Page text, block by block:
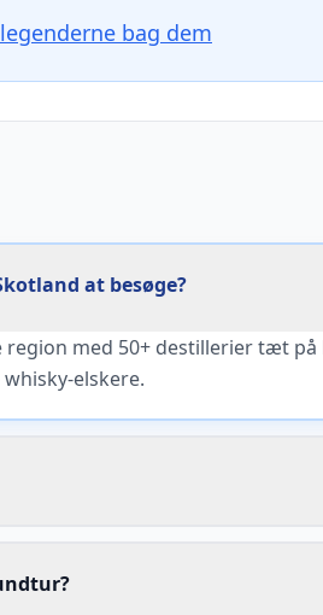
bag dem
at besøge?
med 50+ destillerier tæt på
elskere.